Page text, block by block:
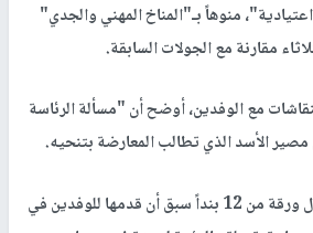
"ليست اعتيادية"، منوهاً بـ"المناخ المهني والجدي"
مقارنة مع الجولات السابقة.
مع الوفدين، أوضح أن "مسألة الرئاسة
الأسد الذي تطالب المعارضة بتنحيه.
ولفت إلى أن البحث يتناول ورقة من 12 بنداً سبق أن قدمها للوفدين في